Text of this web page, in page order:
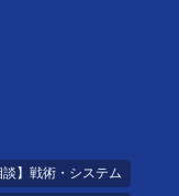
談】戦術・システム